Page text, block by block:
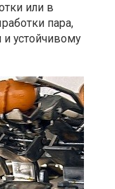
или в
пара,
устойчивому